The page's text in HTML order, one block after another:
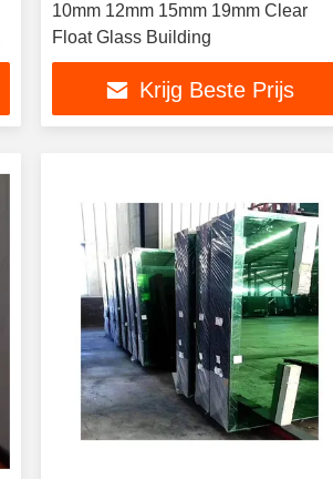
10mm 12mm 15mm 19mm Clear
Float Glass Building
Krijg Beste Prijs